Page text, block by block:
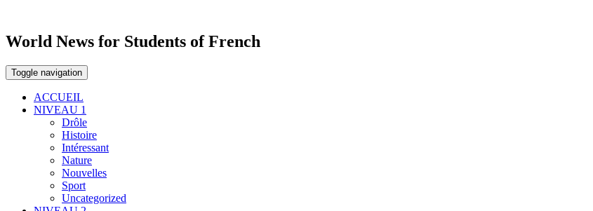
World News for Students of French
Toggle navigation
ACCUEIL
NIVEAU 1
Drôle
Histoire
Intéressant
Nature
Nouvelles
Sport
Uncategorized